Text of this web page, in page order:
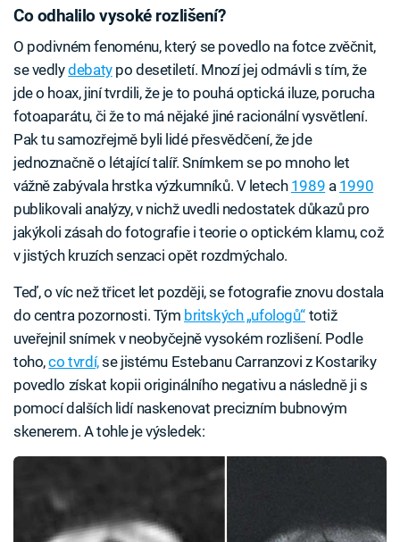
Co odhalilo vysoké rozlišení?
O podivném fenoménu, který se povedlo na fotce zvěčnit,
se vedlydebatypo desetiletí. Mnozí jej odmávli s tím, že
jde o hoax, jiní tvrdili, že je to pouhá optická iluze, porucha
fotoaparátu, či že to má nějaké jiné racionální vysvětlení.
Pak tu samozřejmě byli lidé přesvědčení, že jde
jednoznačně o létající talíř. Snímkem se po mnoho let
vážně zabývala hrstka výzkumníků. V letech 1989 a 1990
publikovali analýzy, v nichž uvedli nedostatek důkazů pro
jakýkoli zásah do fotografie i teorie o optickém klamu, což
v jistých kruzích senzaci opět rozdmýchalo.
Teď, o víc než třicet let později, se fotografie znovu dostala
do centra pozornosti. Tým britských „ufologů“ totiž
uveřejnil snímek v neobyčejně vysokém rozlišení. Podle
toho,co tvrdí,se jistému Estebanu Carranzovi z Kostariky
povedlo získat kopii originálního negativu a následně ji s
pomocí dalších lidí naskenovat precizním bubnovým
skenerem. A tohle je výsledek: